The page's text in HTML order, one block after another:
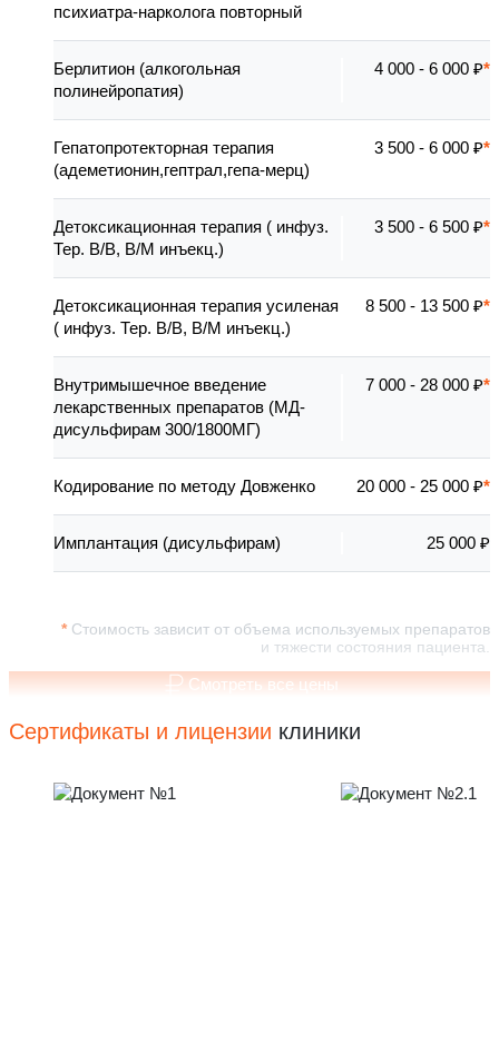
Стоимость зависит от объема используемых препаратов
и тяжести состояния пациента.
психиатра-нарколога повторный
Берлитион (алкогольная
полинейропатия)
4 000 - 6 000 ₽
Гепатопротекторная терапия
(адеметионин,гептрал,гепа-мерц)
3 500 - 6 000 ₽
Детоксикационная терапия ( инфуз.
Тер. В/В, В/М инъекц.)
3 500 - 6 500 ₽
Детоксикационная терапия усиленая
( инфуз. Тер. В/В, В/М инъекц.)
8 500 - 13 500 ₽
Внутримышечное введение
лекарственных препаратов (МД-
дисульфирам 300/1800МГ)
7 000 - 28 000 ₽
Кодирование по методу Довженко 20 000 - 25 000 ₽
Имплантация (дисульфирам) 25 000 ₽
Смотреть все цены
Сертификаты и лицензии клиники